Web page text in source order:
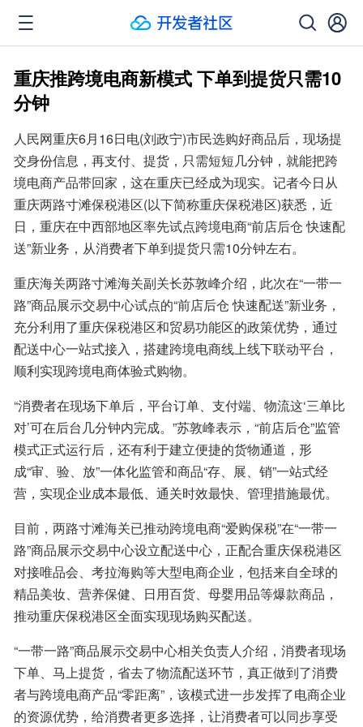
重庆推跨境电商新模式 下单到提货只需10
分钟
人民网重庆6月16日电(刘政宁)市民选购好商品后，现场提
交身份信息，再支付、提货，只需短短几分钟，就能把跨
境电商产品带回家，这在重庆已经成为现实。记者今日从
重庆两路寸滩保税港区(以下简称重庆保税港区)获悉，近
日，重庆在中西部地区率先试点跨境电商“前店后仓 快速配
送”新业务，从消费者下单到提货只需10分钟左右。
重庆海关两路寸滩海关副关长苏敦峰介绍，此次在“一带一
路”商品展示交易中心试点的“前店后仓 快速配送”新业务，
充分利用了重庆保税港区和贸易功能区的政策优势，通过
配送中心一站式接入，搭建跨境电商线上线下联动平台，
顺利实现跨境电商体验式购物。
“消费者在现场下单后，平台订单、支付端、物流这‘三单比
对’可在后台几分钟内完成。”苏敦峰表示，“前店后仓”监管
模式正式运行后，还有利于建立便捷的货物通道，形
成“审、验、放”一体化监管和商品“存、展、销”一站式经
营，实现企业成本最低、通关时效最快、管理措施最优。
目前，两路寸滩海关已推动跨境电商“爱购保税”在“一带一
路”商品展示交易中心设立配送中心，正配合重庆保税港区
对接唯品会、考拉海购等大型电商企业，包括来自全球的
精品美妆、营养保健、日用百货、母婴用品等爆款商品，
推动重庆保税港区全面实现现场购买配送。
“一带一路”商品展示交易中心相关负责人介绍，消费者现场
下单、马上提货，省去了物流配送环节，真正做到了消费
者与跨境电商产品“零距离”，该模式进一步发挥了电商企业
的资源优势，给消费者更多选择，让消费者可以同步享受